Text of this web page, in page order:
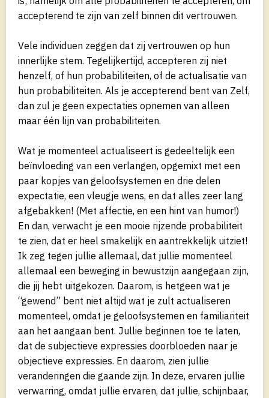
accepterend te zijn van zelf binnen dit vertrouwen.
Vele individuen zeggen dat zij vertrouwen op hun
innerlijke stem. Tegelijkertijd, accepteren zij niet
henzelf, of hun probabiliteiten, of de actualisatie van
hun probabiliteiten. Als je accepterend bent van Zelf,
dan zul je geen expectaties opnemen van alleen
maar één lijn van probabiliteiten.
Wat je momenteel actualiseert is gedeeltelijk een
beïnvloeding van een verlangen, opgemixt met een
paar kopjes van geloofsystemen en drie delen
expectatie, een vleugje wens, en dat alles zeer lang
afgebakken! (Met affectie, en een hint van humor!)
En dan, verwacht je een mooie rijzende probabiliteit
te zien, dat er heel smakelijk en aantrekkelijk uitziet!
Ik zeg tegen jullie allemaal, dat jullie momenteel
allemaal een beweging in bewustzijn aangegaan zijn,
die jij hebt uitgekozen. Daarom, is hetgeen wat je
“gewend” bent niet altijd wat je zult actualiseren
momenteel, omdat je geloofsystemen en familiariteit
aan het aangaan bent. Jullie beginnen toe te laten,
dat de subjectieve expressies doorbloeden naar je
objectieve expressies. En daarom, zien jullie
veranderingen die gaande zijn. In deze, ervaren jullie
verwarring, omdat jullie ervaren, dat jullie, schijnbaar,